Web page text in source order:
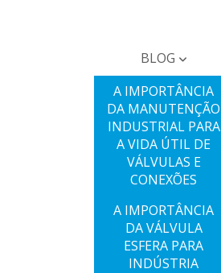
BLOG
A IMPORTÂNCIA
DA MANUTENÇÃO
INDUSTRIAL PARA
A VIDA ÚTIL DE
VÁLVULAS E
CONEXÕES
A IMPORTÂNCIA
DA VÁLVULA
ESFERA PARA
INDÚSTRIA